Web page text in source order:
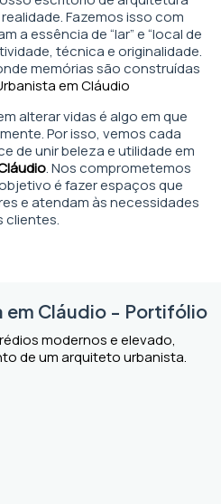
Fazemos isso com
a essência de “lar” e “local de
técnica e originalidade.
memórias são construídas
em Cláudio
alterar vidas é algo em que
Por isso, vemos cada
de unir beleza e utilidade em
. Nos comprometemos
é fazer espaços que
e atendam às necessidades
clientes.
em Cláudio - Portifólio